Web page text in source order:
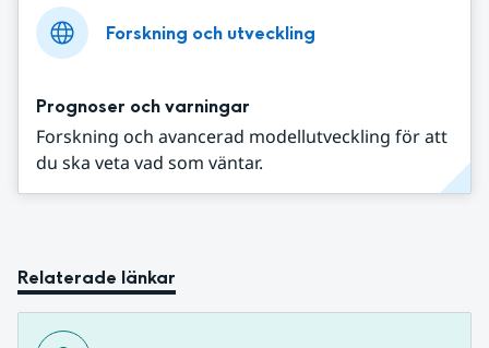
Forskning och utveckling
Prognoser och varningar
Forskning och avancerad modellutveckling för att
du ska veta vad som väntar.
Relaterade länkar